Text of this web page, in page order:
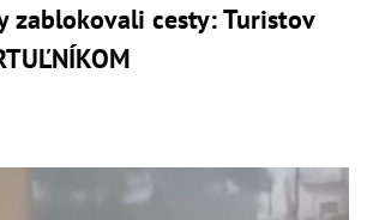
zablokovali cesty: Turistov